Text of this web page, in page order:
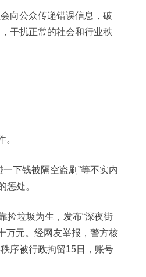
向公众传递错误信息，破
干扰正常的社会和行业秩
下钱被隔空盗刷”等不实内
惩处。
垃圾为生，发布“深夜街
万元。经网友举报，警方核
序被行政拘留15日，账号